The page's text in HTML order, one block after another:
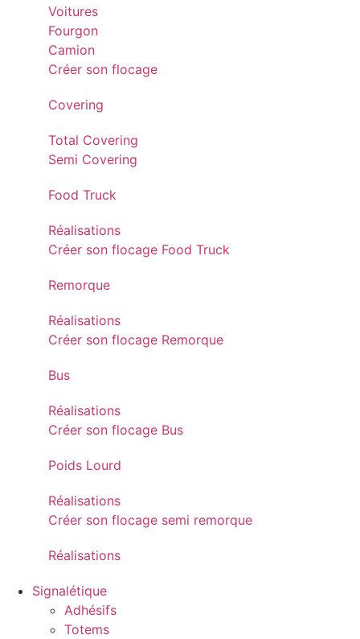
Voitures
Fourgon
Camion
Créer son flocage
Covering
Total Covering
Semi Covering
Food Truck
Réalisations
Créer son flocage Food Truck
Remorque
Réalisations
Créer son flocage Remorque
Bus
Réalisations
Créer son flocage Bus
Poids Lourd
Réalisations
Créer son flocage semi remorque
Réalisations
Signalétique
Adhésifs
Totems